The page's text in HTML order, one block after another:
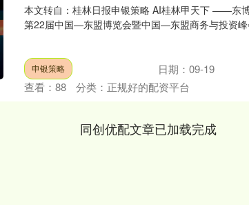
本文转自：桂林日报申银策略 AI桂林甲天下 ——东
第22届中国—东盟博览会暨中国—东盟商务与投资
申银策略 日期：09-19
查看： 88 分类： 正规好的配资平台
同创优配文章已加载完成